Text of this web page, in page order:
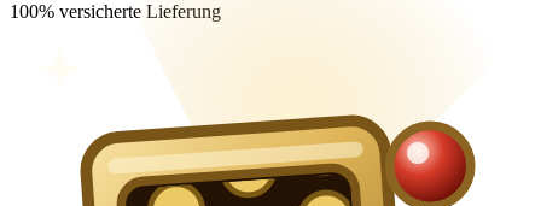
100% versicherte Lieferung